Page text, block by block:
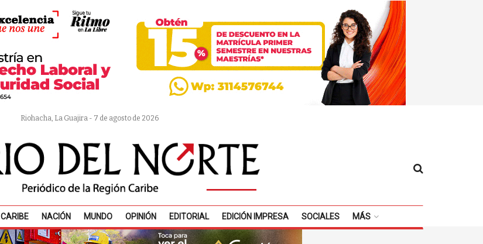
Riohacha, La Guajira - 7 de agosto de 2026
CARIBE NACIÓN MUNDO OPINIÓN EDITORIAL EDICIÓN IMPRESA SOCIALES MÁS